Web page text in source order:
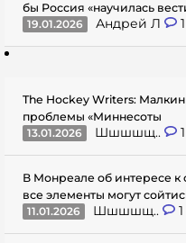
бы Россия «научилась
19.01.2026
Андрей Л 1
The Hockey Writers:
проблемы «Миннесоты
13.01.2026
Шшшшщ.. 1
В Монреале об интересе к
все элементы могут
11.01.2026
Шшшшщ.. 1